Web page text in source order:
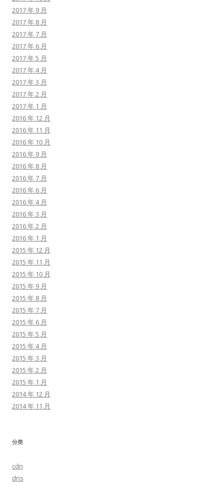
2017 年 9 月
2017 年 8 月
2017 年 7 月
2017 年 6 月
2017 年 5 月
2017 年 4 月
2017 年 3 月
2017 年 2 月
2017 年 1 月
2016 年 12 月
2016 年 11 月
2016 年 10 月
2016 年 9 月
2016 年 8 月
2016 年 7 月
2016 年 6 月
2016 年 4 月
2016 年 3 月
2016 年 2 月
2016 年 1 月
2015 年 12 月
2015 年 11 月
2015 年 10 月
2015 年 9 月
2015 年 8 月
2015 年 7 月
2015 年 6 月
2015 年 5 月
2015 年 4 月
2015 年 3 月
2015 年 2 月
2015 年 1 月
2014 年 12 月
2014 年 11 月
分类
cdn
dns